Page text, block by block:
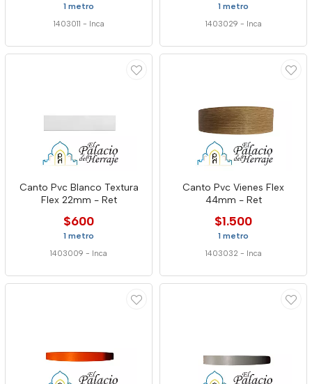
1 metro
1403011 - Inca
1 metro
1403029 - Inca
Canto Pvc Blanco Textura
Flex 22mm - Ret
$600
1 metro
1403009 - Inca
Canto Pvc Vienes Flex
44mm - Ret
$1.500
1 metro
1403032 - Inca